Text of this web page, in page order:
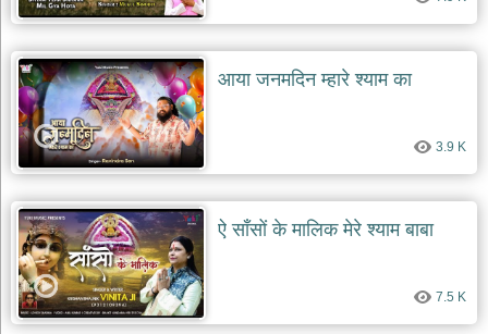
आया जनमदिन म्हारे श्याम का
3.9 K
ऐ साँसों के मालिक मेरे श्याम बाबा
7.5 K